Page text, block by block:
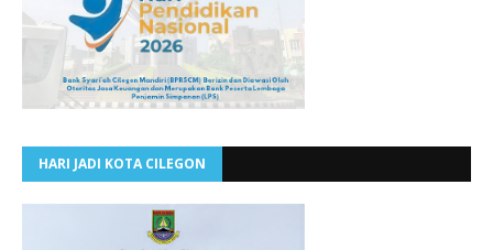
HARI JADI KOTA CILEGON